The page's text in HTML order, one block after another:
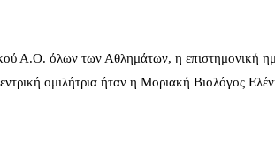
Α.Ο. όλων των Αθλημάτων, η επιστημονική
ομιλήτρια ήταν η Μοριακή Βιολόγος